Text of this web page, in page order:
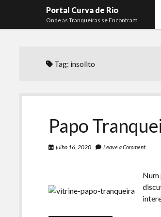
Portal Curva de Rio
Onde as Tranqueiras se Encontram
Tag: insolito
Papo
julho 16, 2020 Leave a Comment
Num